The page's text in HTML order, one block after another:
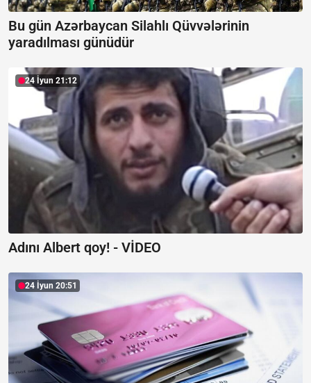
Bu gün Azərbaycan Silahlı Qüvvələrinin
yaradılması günüdür
24 İyun 21:12
Adını Albert qoy! - VİDEO
24 İyun 20:51